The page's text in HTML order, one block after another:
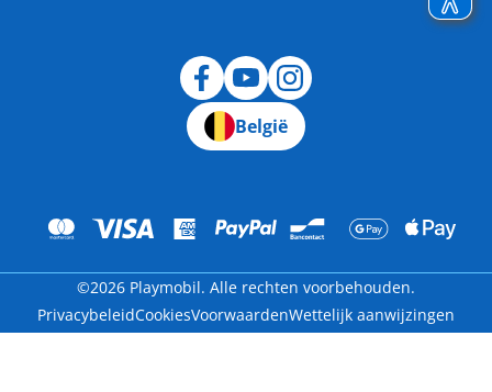
België
©2026 Playmobil. Alle rechten voorbehouden.
PrivacybeleidCookiesVoorwaardenWettelijk aanwijzingen